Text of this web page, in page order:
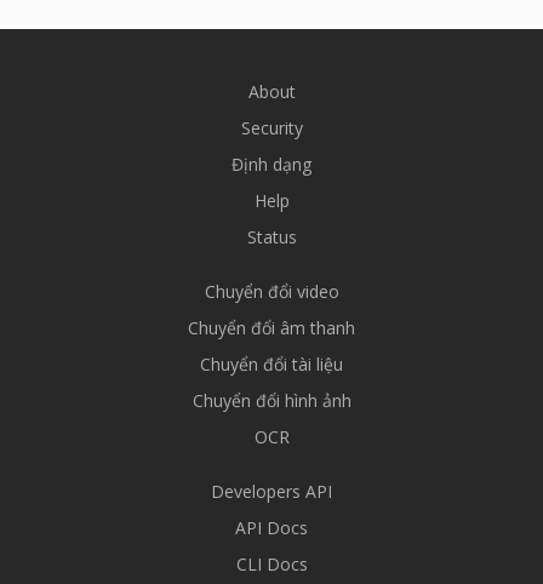
About
Security
Định dạng
Help
Status
Chuyển đổi video
Chuyển đổi âm thanh
Chuyển đổi tài liệu
Chuyển đổi hình ảnh
OCR
Developers API
API Docs
CLI Docs